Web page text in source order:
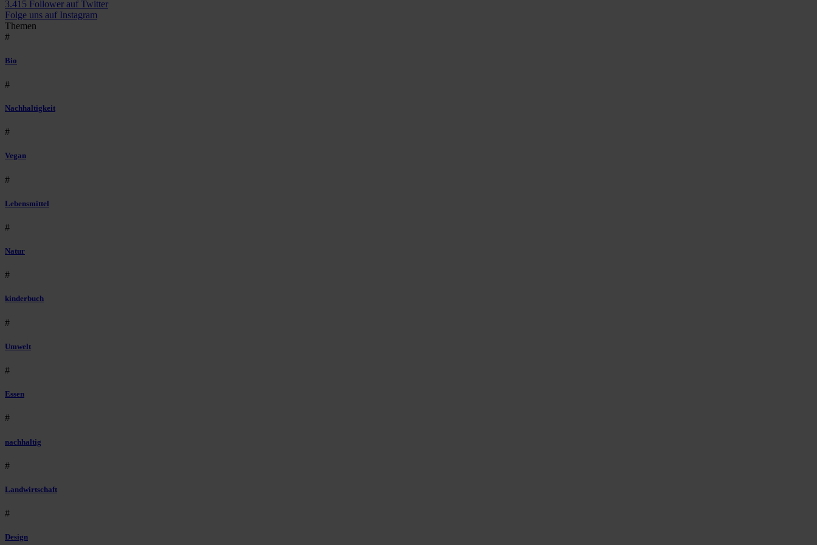
3.415 Follower auf Twitter
Folge uns auf Instagram
Themen
#
Bio
#
Nachhaltigkeit
#
Vegan
#
Lebensmittel
#
Natur
#
kinderbuch
#
Umwelt
#
Essen
#
nachhaltig
#
Landwirtschaft
#
Design